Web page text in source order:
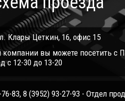
Клары Цеткин, 16, офис 15
вы можете посетить с
с 12-30 до 13-20
83, 8 (3952) 93-27-93 - Отдел